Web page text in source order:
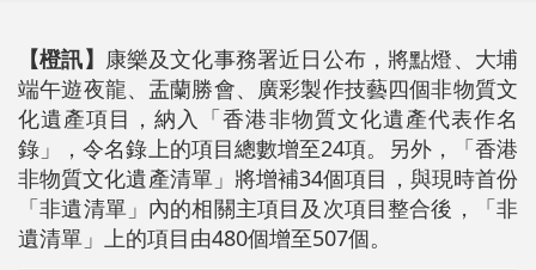
【橙訊】 康樂及文化事務署近日公布，將點燈、大埔
端午遊夜龍、盂蘭勝會、廣彩製作技藝四個非物質文
化遺產項目，納入「香港非物質文化遺產代表作名
錄」，令名錄上的項目總數增至24項。另外，「香港
非物質文化遺產清單」將增補34個項目，與現時首份
「非遺清單」內的相關主項目及次項目整合後，「非
遺清單」上的項目由480個增至507個。